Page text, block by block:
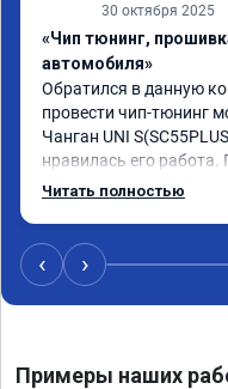
30 октября 2025
«Чип тюнинг,
автомобиля»
Обратился в данную
провести чип-тюнинг
Чанган UNI
нравилась его
автомобиль стал
прошивки ощутимая!
мастеру Роману!
грамотно! Желаю
Читать полностью
‹ ›
Примеры наших